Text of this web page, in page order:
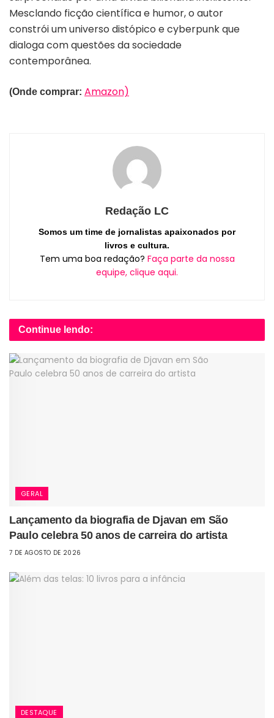
Mesclando ficção científica e humor, o autor
constrói um universo distópico e cyberpunk que
dialoga com questões da sociedade
contemporânea.
(Onde comprar: Amazon)
Redação LC
Somos um time de jornalistas apaixonados por
livros e cultura.
Tem uma boa redação? Faça parte da nossa
equipe, clique aqui.
Continue lendo:
GERAL
Lançamento da biografia de Djavan em São
Paulo celebra 50 anos de carreira do artista
7 DE AGOSTO DE 2026
DESTAQUE